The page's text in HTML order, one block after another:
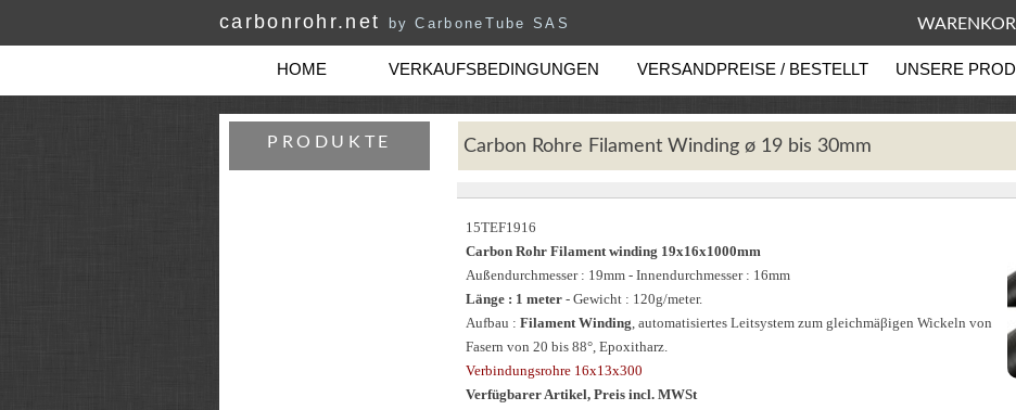
carbonrohr.net by CarboneTube SAS
HOME VERKAUFSBEDINGUNGEN VERSANDPREISE / BESTELLT UNSERE
PRODUKTE Carbon Rohre Filament Winding ø 19 bis 30mm
15TEF1916
Carbon Rohr Filament winding 19x16x1000mm
Außendurchmesser : 19mm - Innendurchmesser : 16mm
Länge : 1 meter - Gewicht : 120g/meter.
Aufbau : Filament Winding, automatisiertes Leitsystem zum gleichmäβigen Wickeln von
Fasern von 20 bis 88°, Epoxitharz.
Verbindungsrohre 16x13x300
Verfügbarer Artikel, Preis incl. MWSt